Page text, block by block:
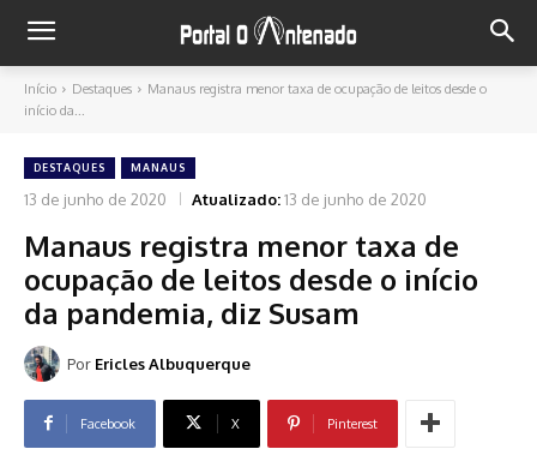
Início Destaques
Manaus registra menor taxa de ocupação de leitos desde o
início da...
DESTAQUES MANAUS
13 de junho de 2020 Atualizado:13 de junho de 2020
Manaus registra menor taxa de
ocupação de leitos desde o início
da pandemia, diz Susam
Por Ericles Albuquerque
Facebook X Pinterest